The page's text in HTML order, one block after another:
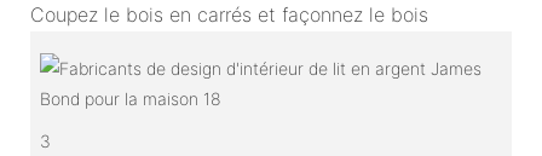
Coupez le bois en carrés et façonnez le bois
3